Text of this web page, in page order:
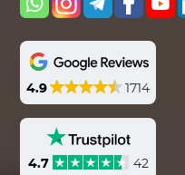
4.9 1714
4.7 42